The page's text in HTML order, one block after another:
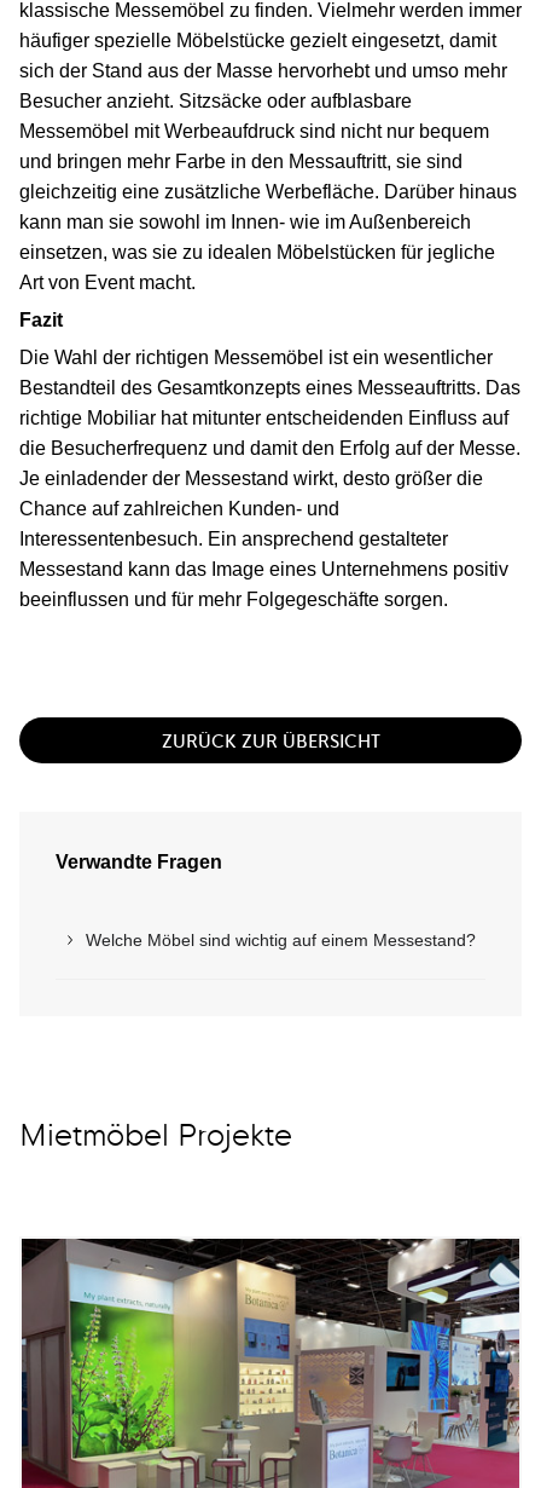
klassische Messemöbel zu finden. Vielmehr werden immer
häufiger spezielle Möbelstücke gezielt eingesetzt, damit
sich der Stand aus der Masse hervorhebt und umso mehr
Besucher anzieht. Sitzsäcke oder aufblasbare
Messemöbel mit Werbeaufdruck sind nicht nur bequem
und bringen mehr Farbe in den Messauftritt, sie sind
gleichzeitig eine zusätzliche Werbefläche. Darüber hinaus
kann man sie sowohl im Innen- wie im Außenbereich
einsetzen, was sie zu idealen Möbelstücken für jegliche
Art von Event macht.
Fazit
Die Wahl der richtigen Messemöbel ist ein wesentlicher
Bestandteil des Gesamtkonzepts eines Messeauftritts. Das
richtige Mobiliar hat mitunter entscheidenden Einfluss auf
die Besucherfrequenz und damit den Erfolg auf der Messe.
Je einladender der Messestand wirkt, desto größer die
Chance auf zahlreichen Kunden- und
Interessentenbesuch. Ein ansprechend gestalteter
Messestand kann das Image eines Unternehmens positiv
beeinflussen und für mehr Folgegeschäfte sorgen.
ZURÜCK ZUR ÜBERSICHT
Verwandte Fragen
Welche Möbel sind wichtig auf einem Messestand?
Mietmöbel Projekte